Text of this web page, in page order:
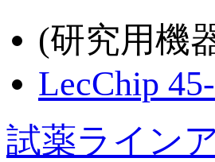
(研究用機
LecChip
試薬ライン